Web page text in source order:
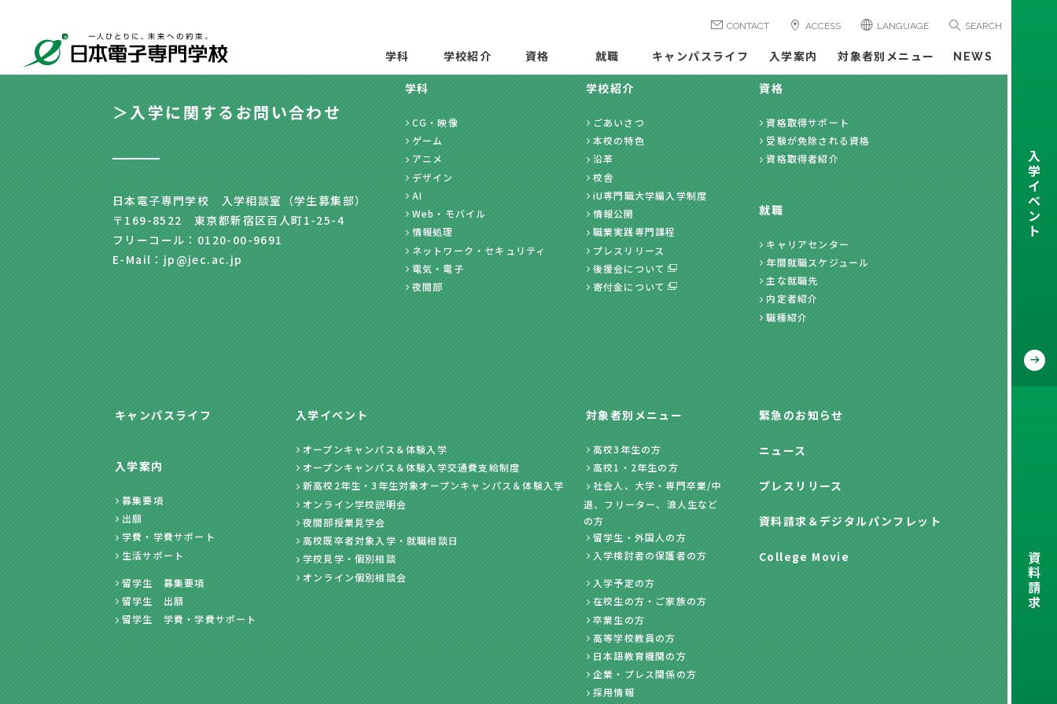
CONTACT ACCESS LANGUAGE SEARCH
学科 学校紹介 資格 就職 キャンパスライフ 入学案内 対象者別メニュー NEWS
＞入学に関するお問い合わせ
日本電子専門学校 入学相談室（学生募集部）
〒169-8522 東京都新宿区百人町1-25-4
フリーコール：0120-00-9691
E-Mail：jp@jec.ac.jp
学科
CG・映像
ゲーム
アニメ
デザイン
AI
Web・モバイル
情報処理
ネットワーク・セキュリティ
電気・電子
夜間部
学校紹介
ごあいさつ
本校の特色
沿革
校舎
iU専門職大学編入学制度
情報公開
職業実践専門課程
プレスリリース
後援会について
寄付金について
資格
資格取得サポート
受験が免除される資格
資格取得者紹介
就職
キャリアセンター
年間就職スケジュール
主な就職先
内定者紹介
職種紹介
キャンパスライフ
入学案内
募集要項
出願
学費・学費サポート
生活サポート
留学生 募集要項
留学生 出願
留学生 学費・学費サポート
入学イベント
オープンキャンパス＆体験入学
オープンキャンパス＆体験入学交通費支給制度
新高校2年生・3年生対象オープンキャンパス＆体験入学
オンライン学校説明会
夜間部授業見学会
高校既卒者対象入学・就職相談日
学校見学・個別相談
オンライン個別相談会
対象者別メニュー
高校3年生の方
高校1・2年生の方
社会人、大学・専門卒業/中
退、フリーター、浪人生など
の方
留学生・外国人の方
入学検討者の保護者の方
入学予定の方
在校生の方・ご家族の方
卒業生の方
高等学校教員の方
日本語教育機関の方
企業・プレス関係の方
採用情報
緊急のお知らせ
ニュース
プレスリリース
資料請求 ＆デジタルパンフレット
College Movie
入
学
イ
ベ
ン
ト
資
料
請
求